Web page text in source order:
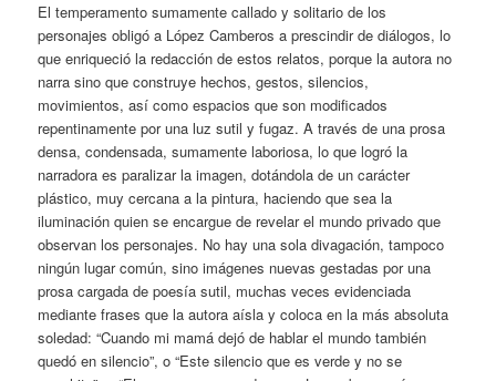
El temperamento sumamente callado y solitario de los
personajes obligó a López Camberos a prescindir de diálogos, lo
que enriqueció la redacción de estos relatos, porque la autora no
narra sino que construye hechos, gestos, silencios,
movimientos, así como espacios que son modificados
repentinamente por una luz sutil y fugaz. A través de una prosa
densa, condensada, sumamente laboriosa, lo que logró la
narradora es paralizar la imagen, dotándola de un carácter
plástico, muy cercana a la pintura, haciendo que sea la
iluminación quien se encargue de revelar el mundo privado que
observan los personajes. No hay una sola divagación, tampoco
ningún lugar común, sino imágenes nuevas gestadas por una
prosa cargada de poesía sutil, muchas veces evidenciada
mediante frases que la autora aísla y coloca en la más absoluta
soledad: “Cuando mi mamá dejó de hablar el mundo también
quedó en silencio”, o “Este silencio que es verde y no se